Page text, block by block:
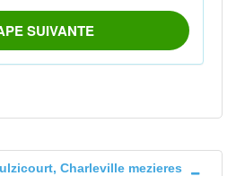
Charleville mezieres